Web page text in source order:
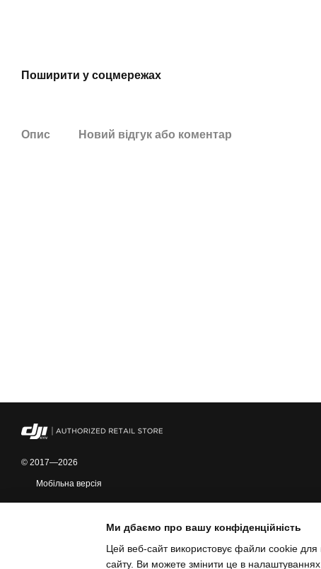
Поширити у соцмережах
Опис Новий відгук або коментар
© 2017—2026
Мобільна версія
Ми дбаємо про вашу конфіденційність
Цей веб-сайт використовує файли cookie для
сайту. Ви можете змінити це в